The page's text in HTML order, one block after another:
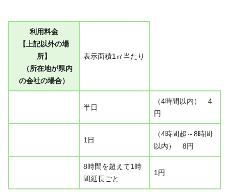
利用料金
【上記以外の場
所】
（所在地が県内
の会社の場合）
表示面積1㎡当たり
半日
（4時間以内） 4
円
1日
（4時間超～8時間
以内） 8円
8時間を超えて1時
間延長ごと
1円